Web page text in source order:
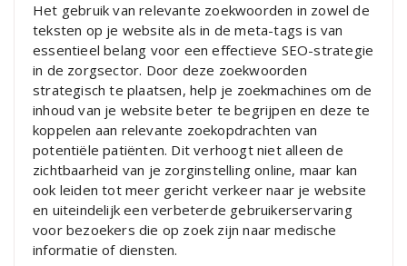
Het gebruik van relevante zoekwoorden in zowel de
teksten op je website als in de meta-tags is van
essentieel belang voor een effectieve SEO-strategie
in de zorgsector. Door deze zoekwoorden
strategisch te plaatsen, help je zoekmachines om de
inhoud van je website beter te begrijpen en deze te
koppelen aan relevante zoekopdrachten van
potentiële patiënten. Dit verhoogt niet alleen de
zichtbaarheid van je zorginstelling online, maar kan
ook leiden tot meer gericht verkeer naar je website
en uiteindelijk een verbeterde gebruikerservaring
voor bezoekers die op zoek zijn naar medische
informatie of diensten.